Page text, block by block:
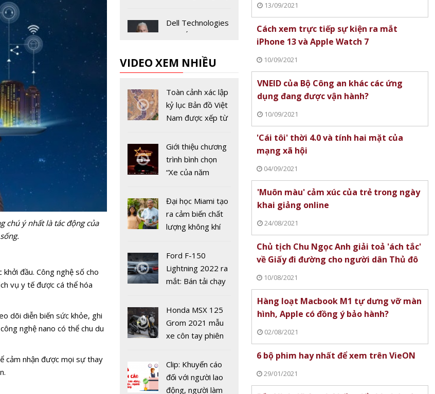
chú ý nhất là tác động của
đầu. Công nghệ số cho
vụ y tế được cá thể hóa
dõi diễn biến sức khỏe, ghi
nghệ nano có thể chu du
cảm nhận được mọi sự thay
Dell Technologies
châu Á-Thái Bình
Bản có Chủ tịch
mới
mùa 3 được
Netflix công chiếu
vào 17/9
'Cái tôi' thời 4.0 và
tính hai mặt của
mạng xã hội
6 bộ phim hay
nhất để xem trên
VieON
VIDEO XEM NHIỀU
Toàn cảnh xác lập
kỷ lục Bản đồ Việt
Nam được xếp từ
năm 2022
Giới thiệu chương
trình bình chọn
“Xe của năm
Đại học Miami tạo
ra cảm biến chất
lượng không khí
19
Ford F-150
Lightning 2022 ra
mắt: Bán tải chạy
chưa đến 40 nghìn
USD
Honda MSX 125
Grom 2021 mẫu
xe côn tay phiên
Clip: Khuyến cáo
đối với người lao
động, người làm
13/09/2021
Cách xem trực tiếp sự kiện ra mắt
iPhone 13 và Apple Watch 7
10/09/2021
VNEID của Bộ Công an khác các ứng
dụng đang được vận hành?
10/09/2021
'Cái tôi' thời 4.0 và tính hai mặt của
mạng xã hội
04/09/2021
'Muôn màu' cảm xúc của trẻ trong ngày
khai giảng online
24/08/2021
Chủ tịch Chu Ngọc Anh giải toả 'ách tắc'
về Giấy đi đường cho người dân Thủ đô
10/08/2021
Hàng loạt Macbook M1 tự dưng vỡ màn
hình, Apple có đồng ý bảo hành?
02/08/2021
6 bộ phim hay nhất để xem trên VieON
29/01/2021